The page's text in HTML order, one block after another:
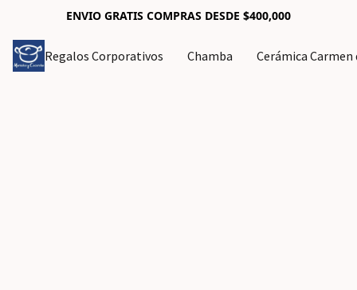
ENVIO GRATIS COMPRAS DESDE $400,000
Regalos Corporativos Chamba Cerámica Carmen